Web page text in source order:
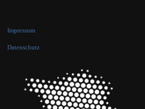
Impressum
Datenschutz